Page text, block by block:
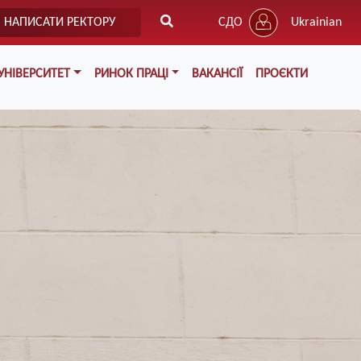
НАПИСАТИ РЕКТОРУ СДО Ukrainian
РИНОК ПРАЦІ ВАКАНСІЇ ПРОЄКТИ